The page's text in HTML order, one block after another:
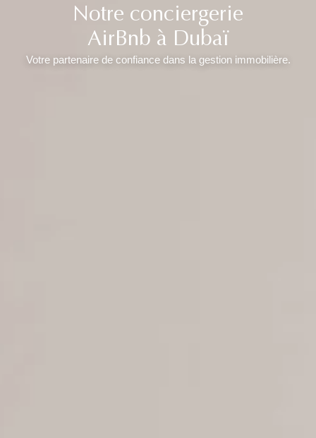
Notre conciergerie
AirBnb à Dubaï
Votre partenaire de confiance dans la gestion immobilière.